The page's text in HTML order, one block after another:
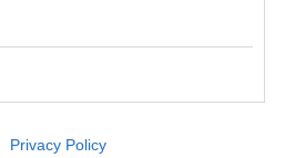
Privacy Policy